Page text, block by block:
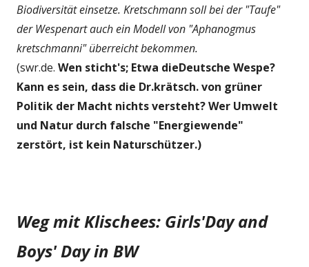
Biodiversität einsetze. Kretschmann soll bei der "Taufe"
der Wespenart auch ein Modell von "Aphanogmus
kretschmanni" überreicht bekommen.
(swr.de. Wen sticht's; Etwa dieDeutsche Wespe?
Kann es sein, dass die Dr.krätsch. von grüner
Politik der Macht nichts versteht? Wer Umwelt
und Natur durch falsche "Energiewende"
zerstört, ist kein Naturschützer.)
Weg mit Klischees: Girls'Day and
Boys' Day in BW